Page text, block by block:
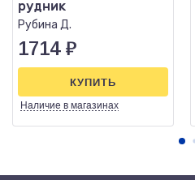
рудник
Рубина Д.
1714 ₽
Наличие в магазинах
КУПИТЬ